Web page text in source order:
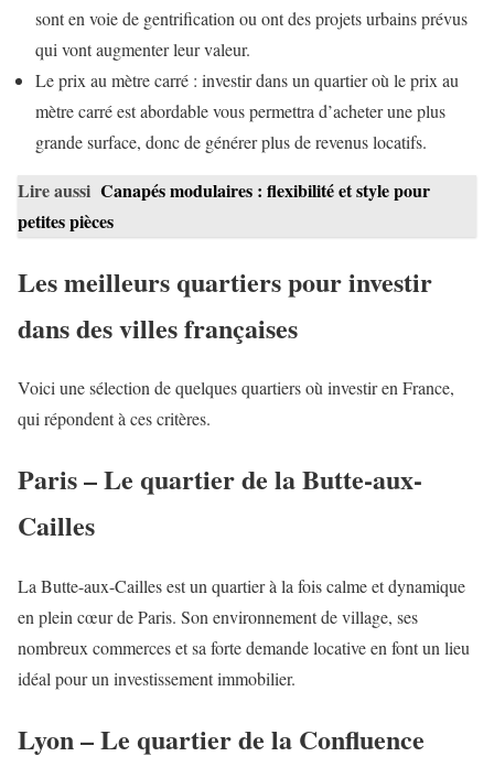
sont en voie de gentrification ou ont des projets urbains prévus
qui vont augmenter leur valeur.
Le prix au mètre carré : investir dans un quartier où le prix au
mètre carré est abordable vous permettra d’acheter une plus
grande surface, donc de générer plus de revenus locatifs.
Lire aussi Canapés modulaires : flexibilité et style pour
petites pièces
Les meilleurs quartiers pour investir
dans des villes françaises
Voici une sélection de quelques quartiers où investir en France,
qui répondent à ces critères.
Paris – Le quartier de la Butte-aux-
Cailles
La Butte-aux-Cailles est un quartier à la fois calme et dynamique
en plein cœur de Paris. Son environnement de village, ses
nombreux commerces et sa forte demande locative en font un lieu
idéal pour un investissement immobilier.
Lyon – Le quartier de la Confluence